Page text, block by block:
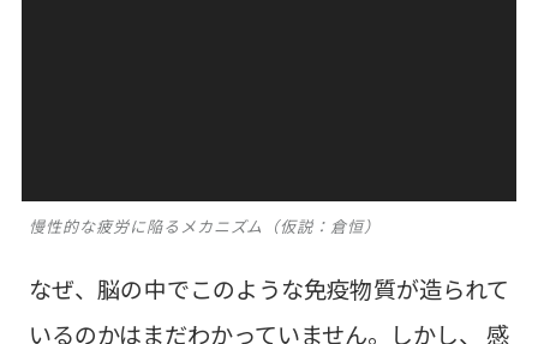
慢性的な疲労に陥るメカニズム（仮説：倉恒）
なぜ、脳の中でこのような免疫物質が造られて
いるのかはまだわかっていません。しかし、 感